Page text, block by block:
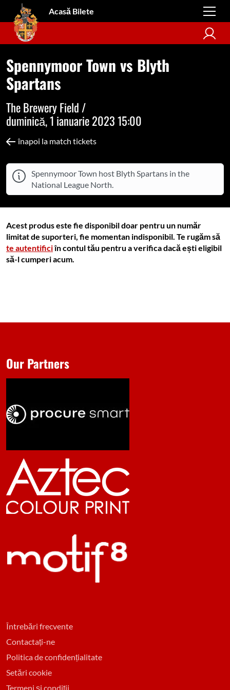
Acasă Bilete
Spennymoor Town vs Blyth
Spartans
The Brewery Field /
duminică, 1 ianuarie 2023 15:00
înapoi la match tickets
Spennymoor Town host Blyth Spartans in the
National League North.
Acest produs este fie disponibil doar pentru un număr
limitat de suporteri, fie momentan indisponibil. Te rugăm să
te autentificiîn contul tău pentru a verifica dacă ești eligibil
să-l cumperi acum.
Întrebări frecvente
Contactați-ne
Politica de confidențialitate
Setări cookie
Termeni și condiții
Our Partners